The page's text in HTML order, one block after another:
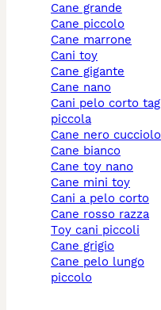
cane grande
cane piccolo
cane marrone
cani toy
cane gigante
cane nano
cani pelo corto taglia
piccola
cane nero cucciolo
cane bianco
cane toy nano
cane mini toy
cani a pelo corto
cane rosso razza
toy cani piccoli
cane grigio
cane pelo lungo
piccolo